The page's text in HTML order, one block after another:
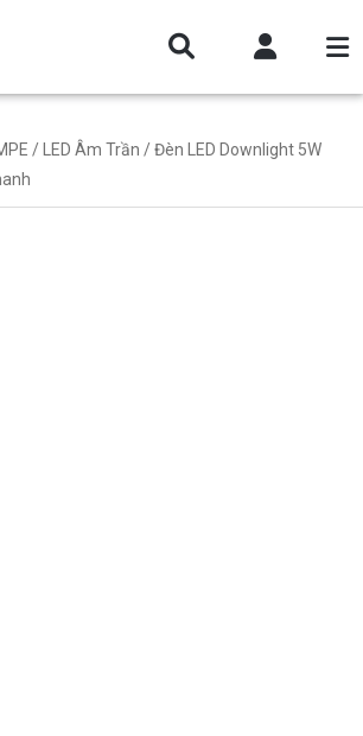
/ LED Âm Trần / Đèn LED Downlight 5W